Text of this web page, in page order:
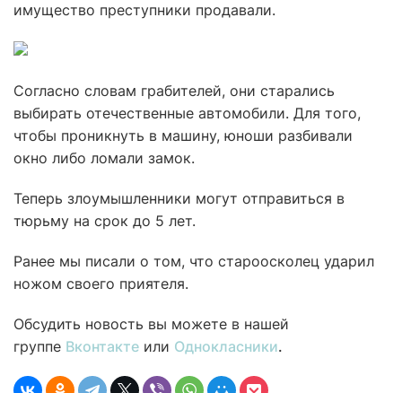
имущество преступники продавали.
Согласно словам грабителей, они старались
выбирать отечественные автомобили. Для того,
чтобы проникнуть в машину, юноши разбивали
окно либо ломали замок.
Теперь злоумышленники могут отправиться в
тюрьму на срок до 5 лет.
Ранее мы писали о том, что староосколец ударил
ножом своего приятеля.
Обсудить новость вы можете в нашей
группе Вконтакте или Однокласники.